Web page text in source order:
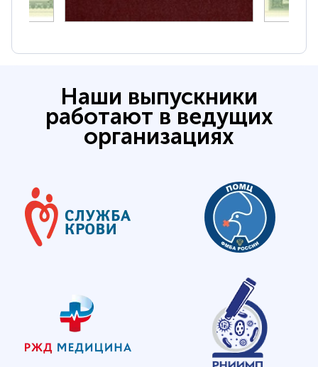
Наши выпускники
работают в ведущих
организациях